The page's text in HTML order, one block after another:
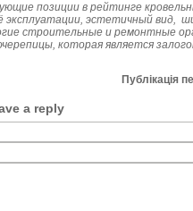
позиции в рейтинге
эксплуатации, эстетичный вид,
строительные и ремонтные
которая является
Публікація
a reply